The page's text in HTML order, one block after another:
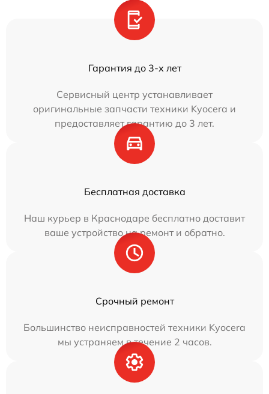
Гарантия до 3-х лет
Сервисный центр устанавливает
оригинальные запчасти техники Kyocera и
предоставляет гарантию до 3 лет.
Бесплатная доставка
Наш курьер в Краснодаре бесплатно доставит
ваше устройство на ремонт и обратно.
Срочный ремонт
Большинство неисправностей техники Kyocera
мы устраняем в течение 2 часов.